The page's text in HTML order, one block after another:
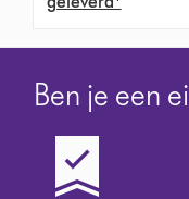
Ben je een